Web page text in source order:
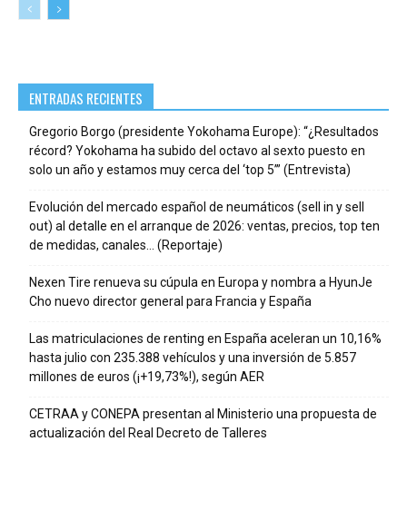
ENTRADAS RECIENTES
Gregorio Borgo (presidente Yokohama Europe): “¿Resultados
récord? Yokohama ha subido del octavo al sexto puesto en
solo un año y estamos muy cerca del ‘top 5’” (Entrevista)
Evolución del mercado español de neumáticos (sell in y sell
out) al detalle en el arranque de 2026: ventas, precios, top ten
de medidas, canales… (Reportaje)
Nexen Tire renueva su cúpula en Europa y nombra a HyunJe
Cho nuevo director general para Francia y España
Las matriculaciones de renting en España aceleran un 10,16%
hasta julio con 235.388 vehículos y una inversión de 5.857
millones de euros (¡+19,73%!), según AER
CETRAA y CONEPA presentan al Ministerio una propuesta de
actualización del Real Decreto de Talleres